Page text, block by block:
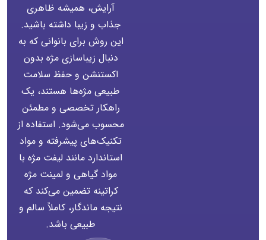
آرایش، همیشه ظاهری
جذاب و زیبا داشته باشید.
این روش برای بانوانی که به
دنبال زیباسازی مژه بدون
اکستنشن و حفظ سلامت
طبیعی مژه‌ها هستند، یک
راهکار تخصصی و مطمئن
محسوب می‌شود. استفاده از
تکنیک‌های پیشرفته و مواد
استاندارد مانند لیفت مژه با
مواد گیاهی و لمینت مژه
کراتینه تضمین می‌کند که
نتیجه ماندگار، کاملاً سالم و
طبیعی باشد.